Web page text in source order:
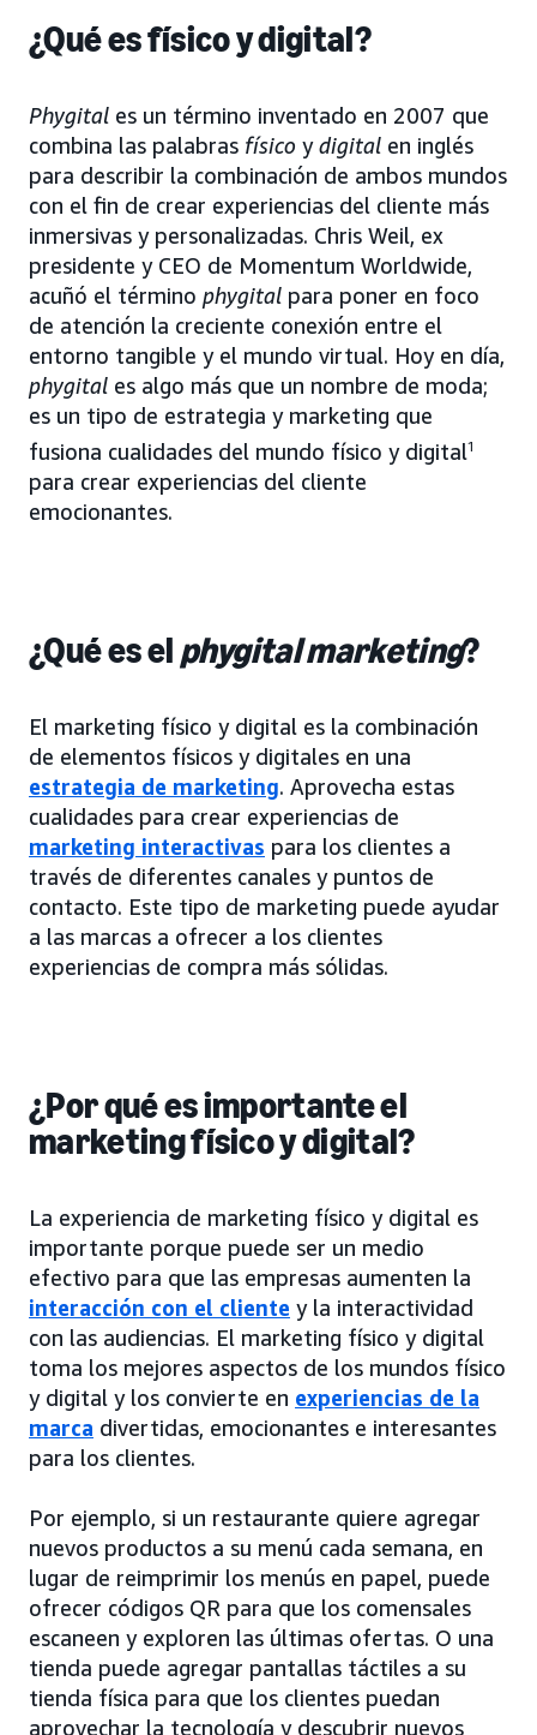
¿Qué es físico y digital?
Phygital es un término inventado en 2007 que
combina las palabras físico ydigital en inglés
para describir la combinación de ambos mundos
con el fin de crear experiencias del cliente más
inmersivas y personalizadas. Chris Weil, ex
presidente y CEO de Momentum Worldwide,
acuñó el término phygital para poner en foco
de atención la creciente conexión entre el
entorno tangible y el mundo virtual. Hoy en día,
phygital es algo más que un nombre de moda;
es un tipo de estrategia y marketing que
fusiona cualidades del mundo físico y digital1
para crear experiencias del cliente
emocionantes.
¿Qué es elphygital marketing?
El marketing físico y digital es la combinación
de elementos físicos y digitales en una
estrategia de marketing. Aprovecha estas
cualidades para crear experiencias de
marketing interactivas para los clientes a
través de diferentes canales y puntos de
contacto. Este tipo de marketing puede ayudar
a las marcas a ofrecer a los clientes
experiencias de compra más sólidas.
¿Por qué es importante el
marketing físico y digital?
La experiencia de marketing físico y digital es
importante porque puede ser un medio
efectivo para que las empresas aumenten la
interacción con el cliente y la interactividad
con las audiencias. El marketing físico y digital
toma los mejores aspectos de los mundos físico
y digital y los convierte en experiencias de la
marca divertidas, emocionantes e interesantes
para los clientes.
Por ejemplo, si un restaurante quiere agregar
nuevos productos a su menú cada semana, en
lugar de reimprimir los menús en papel, puede
ofrecer códigos QR para que los comensales
escaneen y exploren las últimas ofertas. O una
tienda puede agregar pantallas táctiles a su
tienda física para que los clientes puedan
aprovechar la tecnología y descubrir nuevos